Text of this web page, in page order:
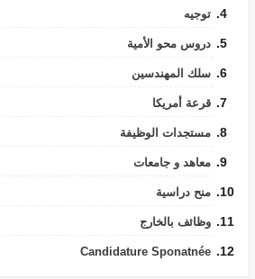
توجيه
دروس محو الأمية
سلك المهندسين
قرعة أمريكا
مستجدات الوظيفة
معاهد و جامعات
منح دراسية
وظائف بالخارج
Candidature Sponatnée